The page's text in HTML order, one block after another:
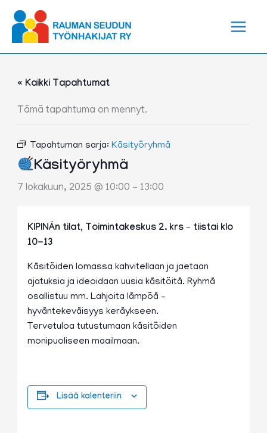
sisältöön
« Kaikki Tapahtumat
Tämä tapahtuma on mennyt.
Tapahtuman sarja:Käsityöryhmä
Käsityöryhmä
7 lokakuun, 2025 @ 10:00 - 13:00
KIPINÄn tilat, Toimintakeskus 2. krs – tiistai klo
10-13
Käsitöiden lomassa kahvitellaan ja jaetaan
ajatuksia ja ideoidaan uusia käsitöitä. Ryhmä
osallistuu mm. Lahjoita lämpöä –
hyväntekeväisyys keräykseen.
Tervetuloa tutustumaan käsitöiden
monipuoliseen maailmaan.
Lisää kalenteriin